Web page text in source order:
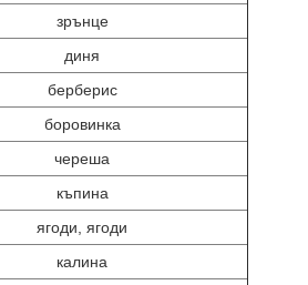
зрънце
диня
берберис
боровинка
череша
къпина
ягоди, ягоди
калина